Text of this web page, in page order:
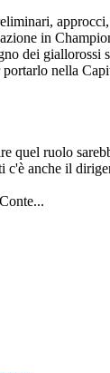
in
dei giallorossi
nella
quel ruolo
c'è anche il